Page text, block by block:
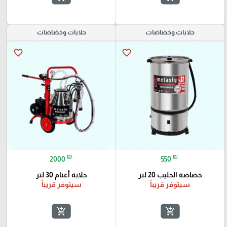
حلابات وخضاضات
favorite_border
550 ₪
خضاضة الحليب 20 لتر
سيتوفر قريباً
add_shopping_cart
حلابات وخضاضات
favorite_border
2000 ₪
حلابة أغنام 30 لتر
سيتوفر قريباً
add_shopping_cart